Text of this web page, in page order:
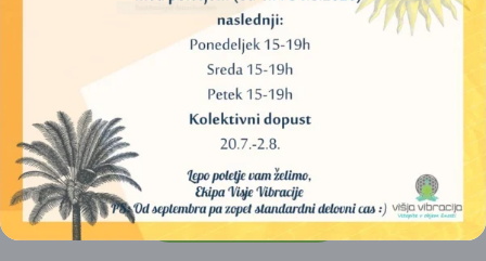
VELIKI KRISTAL AMETIST S KAMENO STRELO (CCA
35×23 CM, 14 KG)
850,00€
DODAJ V KOŠARICO